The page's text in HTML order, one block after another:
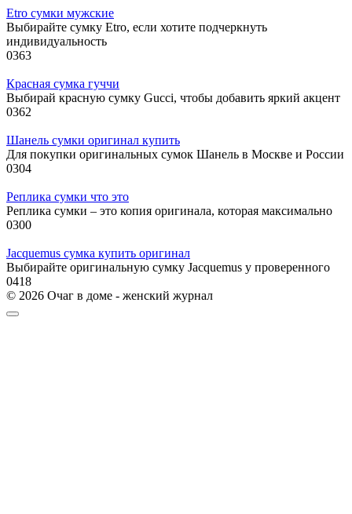
Etro сумки мужские
Выбирайте сумку Etro, если хотите подчеркнуть
индивидуальность
0363
Красная сумка гуччи
Выбирай красную сумку Gucci, чтобы добавить яркий акцент
0362
Шанель сумки оригинал купить
Для покупки оригинальных сумок Шанель в Москве и России
0304
Реплика сумки что это
Реплика сумки – это копия оригинала, которая максимально
0300
Jacquemus сумка купить оригинал
Выбирайте оригинальную сумку Jacquemus у проверенного
0418
© 2026 Очаг в доме - женский журнал